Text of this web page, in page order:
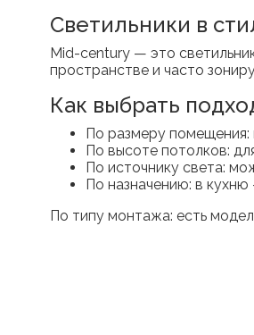
Светильники в
Mid-century — это
пространстве и часто
Как выбрать
По размеру помещения:
По высоте потолков:
По источнику света:
По назначению: в
По типу монтажа: есть